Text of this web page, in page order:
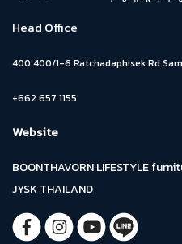
Head Office
400 400/1-6 Ratchadaphisek Rd
+662 657 1155
Website
BOONTHAVORN LIFESTYLE
JYSK THAILAND